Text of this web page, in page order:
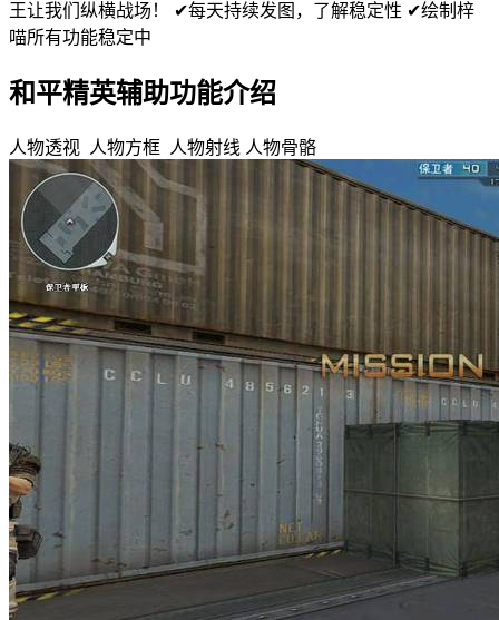
王让我们纵横战场！ ✔︎每天持续发图，了解稳定性 ✔︎绘制梓
喵所有功能稳定中
和平精英辅助功能介绍
人物透视 人物方框 人物射线 人物骨骼